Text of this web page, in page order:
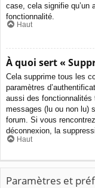
case, cela signifie qu’un
fonctionnalité.
Haut
À quoi sert «
Cela supprime tous les
paramètres
aussi des fonctionnalités
messages (lu ou non lu)
forum. Si vous
déconnexion, la
Haut
Paramètres et